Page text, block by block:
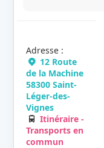
Adresse :
12 Route
de la Machine
58300 Saint-
Léger-des-
Vignes
Itinéraire -
Transports en
commun